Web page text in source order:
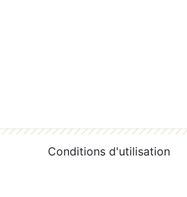
Conditions d'utilisation